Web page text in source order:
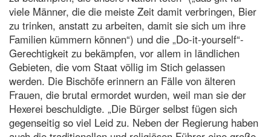
viele Männer, die die meiste Zeit damit verbringen, Bier
zu trinken, anstatt zu arbeiten, damit sie sich um ihre
Familien kümmern können“) und die „Do-it-yourself“-
Gerechtigkeit zu bekämpfen, vor allem in ländlichen
Gebieten, die vom Staat völlig im Stich gelassen
werden. Die Bischöfe erinnern an Fälle von älteren
Frauen, die brutal ermordet wurden, weil man sie der
Hexerei beschuldigte. „Die Bürger selbst fügen sich
gegenseitig so viel Leid zu. Neben der Regierung haben